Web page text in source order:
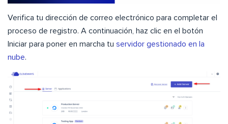
Verifica tu dirección de correo electrónico para completar el
proceso de registro. A continuación, haz clic en el botón
Iniciar para poner en marcha tu servidor gestionado en la
nube.